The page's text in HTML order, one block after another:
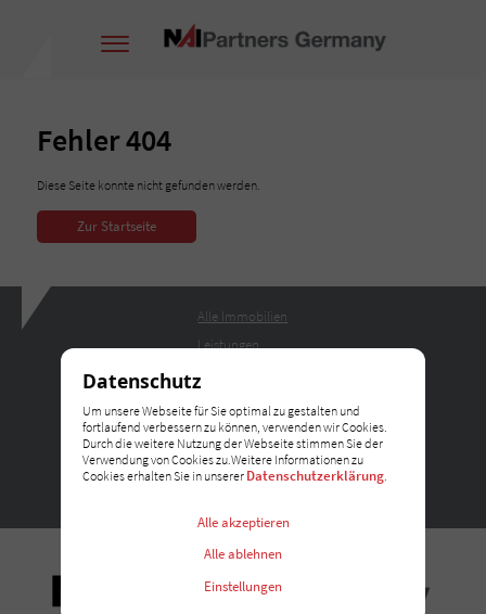
Fehler 404
Diese Seite konnte nicht gefunden werden.
Zur Startseite
Alle Immobilien
Leistungen
Partner
Metropolen
Nachrichten
Über uns
Kontakt
Datenschutz
Um unsere Webseite für Sie optimal zu gestalten und
fortlaufend verbessern zu können, verwenden wir Cookies.
Durch die weitere Nutzung der Webseite stimmen Sie der
Verwendung von Cookies zu.Weitere Informationen zu
Cookies erhalten Sie in unserer Datenschutzerklärung
Einstellungen
Alle ablehnen
Alle akzeptieren